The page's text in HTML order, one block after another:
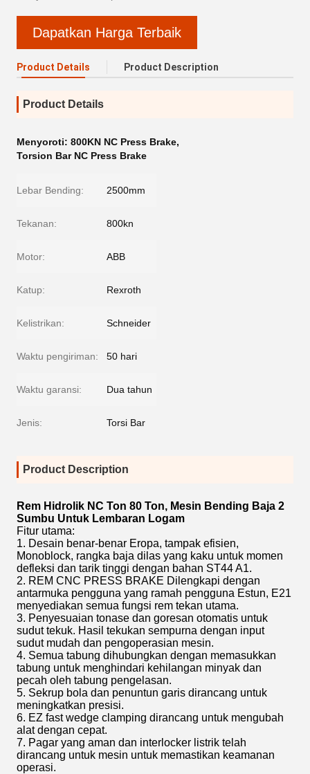
Dapatkan Harga Terbaik
Product Details Product Description
Product Details
Menyoroti: 800KN NC Press Brake,
Torsion Bar NC Press Brake
Lebar Bending: 2500mm
Tekanan: 800kn
Motor: ABB
Katup: Rexroth
Kelistrikan: Schneider
Waktu pengiriman: 50 hari
Waktu garansi: Dua tahun
Jenis: Torsi Bar
Product Description
Rem Hidrolik NC Ton 80 Ton, Mesin Bending Baja 2
Sumbu Untuk Lembaran Logam
Fitur utama:
1. Desain benar-benar Eropa, tampak efisien,
Monoblock, rangka baja dilas yang kaku untuk momen
defleksi dan tarik tinggi dengan bahan ST44 A1.
2. REM CNC PRESS BRAKE Dilengkapi dengan
antarmuka pengguna yang ramah pengguna Estun, E21
menyediakan semua fungsi rem tekan utama.
3. Penyesuaian tonase dan goresan otomatis untuk
sudut tekuk. Hasil tekukan sempurna dengan input
sudut mudah dan pengoperasian mesin.
4. Semua tabung dihubungkan dengan memasukkan
tabung untuk menghindari kehilangan minyak dan
pecah oleh tabung pengelasan.
5. Sekrup bola dan penuntun garis dirancang untuk
meningkatkan presisi.
6. EZ fast wedge clamping dirancang untuk mengubah
alat dengan cepat.
7. Pagar yang aman dan interlocker listrik telah
dirancang untuk mesin untuk memastikan keamanan
operasi.